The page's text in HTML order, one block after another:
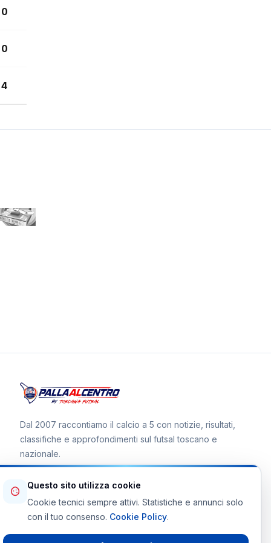
0
0
4
Dal 2007 raccontiamo il calcio a 5 con notizie, risultati,
classifiche e approfondimenti sul futsal toscano e
nazionale.
Canale WhatsApp
Telegram Toscana Futsal
Questo sito utilizza cookie
Cookie tecnici sempre attivi. Statistiche e annunci solo
con il tuo consenso. Cookie Policy.